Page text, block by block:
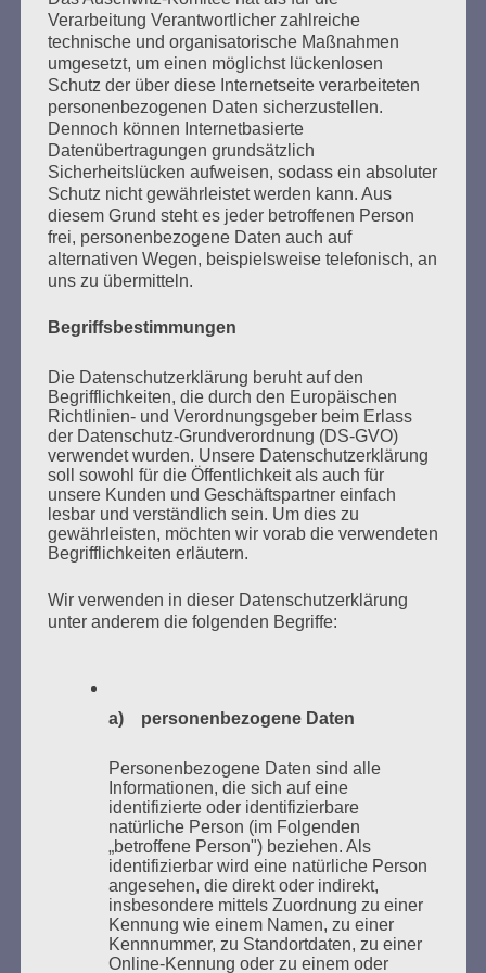
Das Haus brennt – und Sie sperren die Feuerwehr
aus.
Esther Bejarano - 25. November 2019
NACH:
MARATHONLESUNG AUS DEN
VERBRANNTEN BÜCHERN
Donnerstag, 21. Mai 2026, 11 – 18 Uhr
des Gedenkens an die Verbrennung von Büchern am
Kaifu-Ufer – genau an dem Ort, wo im Mai 1933 NS-
Studentenorganisationen und Burschenschaftler
Bücher verbrannten.
Weitere Informationen: lesezeichen-setzen.de
Verarbeitung Verantwortlicher zahlreiche
technische und organisatorische Maßnahmen
umgesetzt, um einen möglichst lückenlosen
Schutz der über diese Internetseite verarbeiteten
personenbezogenen Daten sicherzustellen.
Dennoch können Internetbasierte
Datenübertragungen grundsätzlich
Sicherheitslücken aufweisen, sodass ein absoluter
Schutz nicht gewährleistet werden kann. Aus
diesem Grund steht es jeder betroffenen Person
frei, personenbezogene Daten auch auf
alternativen Wegen, beispielsweise telefonisch, an
uns zu übermitteln.
Begriffsbestimmungen
Die Datenschutzerklärung beruht auf den
Begrifflichkeiten, die durch den Europäischen
Richtlinien- und Verordnungsgeber beim Erlass
der Datenschutz-Grundverordnung (DS-GVO)
verwendet wurden. Unsere Datenschutzerklärung
soll sowohl für die Öffentlichkeit als auch für
unsere Kunden und Geschäftspartner einfach
lesbar und verständlich sein. Um dies zu
gewährleisten, möchten wir vorab die verwendeten
Begrifflichkeiten erläutern.
Wir verwenden in dieser Datenschutzerklärung
unter anderem die folgenden Begriffe:
a) personenbezogene Daten
Personenbezogene Daten sind alle
Informationen, die sich auf eine
identifizierte oder identifizierbare
natürliche Person (im Folgenden
„betroffene Person") beziehen. Als
identifizierbar wird eine natürliche Person
angesehen, die direkt oder indirekt,
insbesondere mittels Zuordnung zu einer
Kennung wie einem Namen, zu einer
Kennnummer, zu Standortdaten, zu einer
Online-Kennung oder zu einem oder